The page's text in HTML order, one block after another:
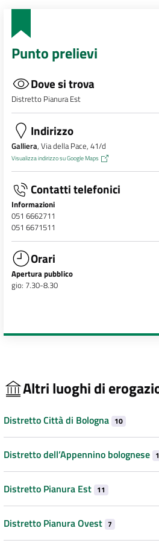
Punto prelievi
Dove si trova
Distretto Pianura Est
Indirizzo
Galliera, Via della Pace, 41/d
Visualizza indirizzo su Google Maps
Contatti telefonici
Informazioni
051 6662711
051 6671511
Orari
Apertura pubblico
gio: 7.30-8.30
Altri luoghi di
Distretto Città di Bologna 10
Distretto dell’Appennino bolognese
Distretto Pianura Est 11
Distretto Pianura Ovest 7